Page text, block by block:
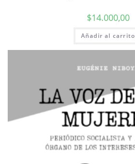
$14.000,00
Añadir al carrito